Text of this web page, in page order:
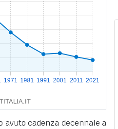
avuto cadenza decennale a